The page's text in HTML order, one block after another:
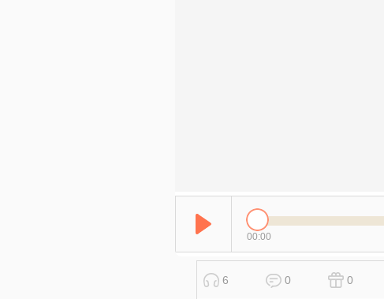
00:00
6 0 0